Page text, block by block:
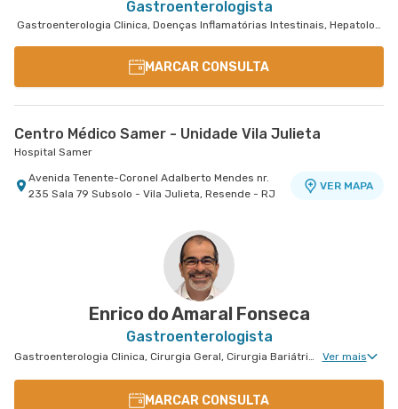
Gastroenterologista
Gastroenterologia Clinica, Doenças Inflamatórias Intestinais, Hepatologia
MARCAR CONSULTA
Centro Médico Samer - Unidade Vila Julieta
Hospital Samer
Avenida Tenente-Coronel Adalberto Mendes nr.
235 Sala 79 Subsolo - Vila Julieta, Resende - RJ
VER MAPA
Enrico do Amaral Fonseca
Gastroenterologista
Gastroenterologia Clinica, Cirurgia Geral, Cirurgia Bariátrica, Cirurgia do Aparelho Digestivo Ver mais
MARCAR CONSULTA